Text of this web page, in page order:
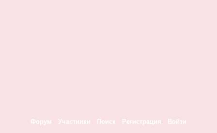
Форум Участники Поиск Регистрация Войти